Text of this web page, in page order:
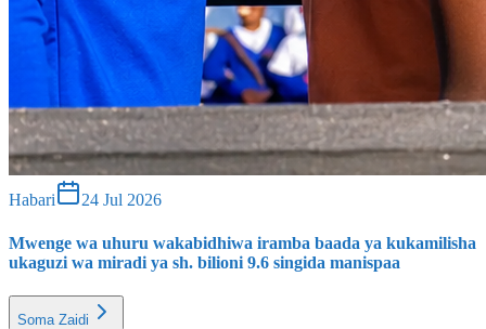
Habari 24 Jul 2026
Mwenge wa uhuru wakabidhiwa iramba baada ya
ukaguzi wa miradi ya sh. bilioni 9.6 singida manispaa
Soma Zaidi